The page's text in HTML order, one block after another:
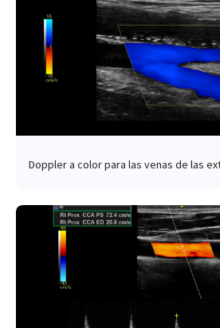
Doppler a color para las venas de las